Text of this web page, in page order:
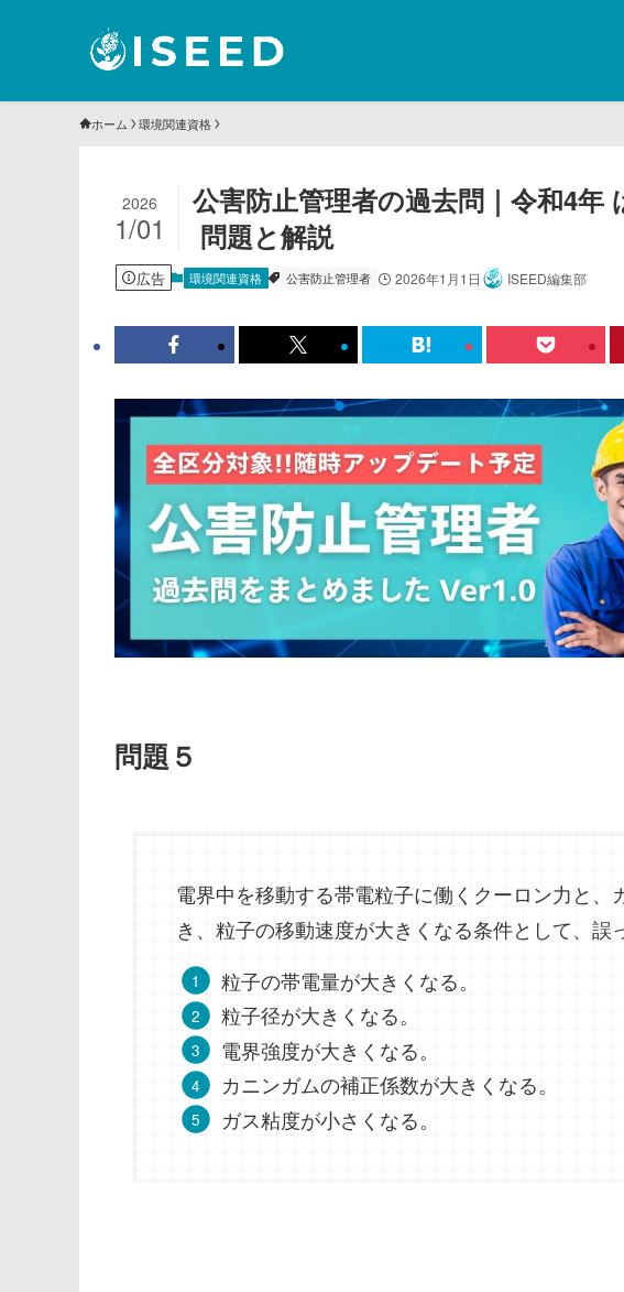
ホーム 環境関連資格
公害防止管理者の過去問｜令和4年
問題と解説
2026
1/01
広告 環境関連資格 公害防止管理者 2026年1月1日 ISEED編集部
問題５
電界中を移動する帯電粒子に働くクーロン力と、
き、粒子の移動速度が大きくなる条件として、誤
粒子の帯電量が大きくなる。
粒子径が大きくなる。
電界強度が大きくなる。
カニンガムの補正係数が大きくなる。
ガス粘度が小さくなる。